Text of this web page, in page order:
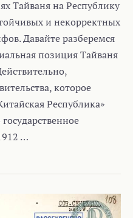
Тайваня на Республику
и некорректных
Давайте разберемся
позиция Тайваня
которое
Республика»
…